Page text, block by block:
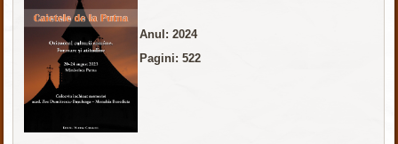
Anul: 2024
Pagini: 522